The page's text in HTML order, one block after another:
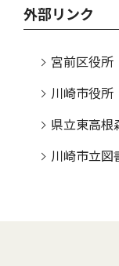
外部リンク
宮前区役所
川崎市役所
県立東高根
川崎市立図